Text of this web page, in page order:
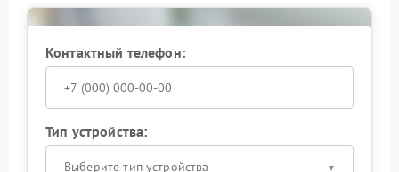
тестирования ИБП под реальной нагрузкой. Это
позволяет подтвердить, что после ремонта
отключении сети.
Не пытайтесь принудительно активировать
резервный режим или менять настройки — это не
ремонт квалифицированным мастерам: они вернут
Контактный телефон:
Тип устройства:
Выберите тип устройства